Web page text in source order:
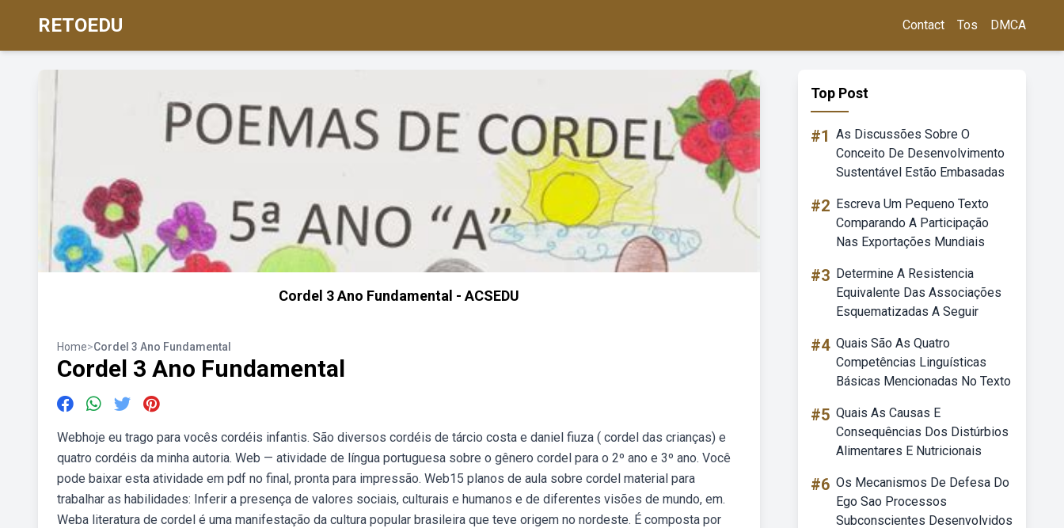
RETOEDU Contact Tos DMCA
Cordel 3 Ano Fundamental - ACSEDU
Home>Cordel 3 Ano Fundamental
Cordel 3 Ano Fundamental
Webhoje eu trago para vocês cordéis infantis. São diversos cordéis de tárcio costa e daniel fiuza ( cordel das crianças) e
quatro cordéis da minha autoria. Web — atividade de língua portuguesa sobre o gênero cordel para o 2º ano e 3º ano. Você
pode baixar esta atividade em pdf no final, pronta para impressão. Web15 planos de aula sobre cordel material para
trabalhar as habilidades: Inferir a presença de valores sociais, culturais e humanos e de diferentes visões de mundo, em.
Weba literatura de cordel é uma manifestação da cultura popular brasileira que teve origem no nordeste. É composta por
Top Post
#1 As Discussões Sobre O
Conceito De Desenvolvimento
Sustentável Estão Embasadas
#2 Escreva Um Pequeno Texto
Comparando A Participação
Nas Exportações Mundiais
#3 Determine A Resistencia
Equivalente Das Associações
Esquematizadas A Seguir
#4 Quais São As Quatro
Competências Linguísticas
Básicas Mencionadas No Texto
#5 Quais As Causas E
Consequências Dos Distúrbios
Alimentares E Nutricionais
#6 Os Mecanismos De Defesa Do
Ego Sao Processos
Subconscientes Desenvolvidos